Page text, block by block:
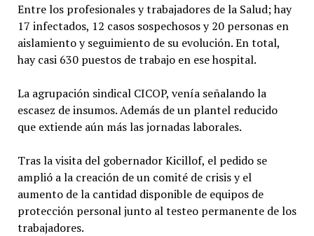
Entre los profesionales y trabajadores de la Salud; hay
17 infectados, 12 casos sospechosos y 20 personas en
aislamiento y seguimiento de su evolución. En total,
hay casi 630 puestos de trabajo en ese hospital.
La agrupación sindical CICOP, venía señalando la
escasez de insumos. Además de un plantel reducido
que extiende aún más las jornadas laborales.
Tras la visita del gobernador Kicillof, el pedido se
amplió a la creación de un comité de crisis y el
aumento de la cantidad disponible de equipos de
protección personal junto al testeo permanente de los
trabajadores.